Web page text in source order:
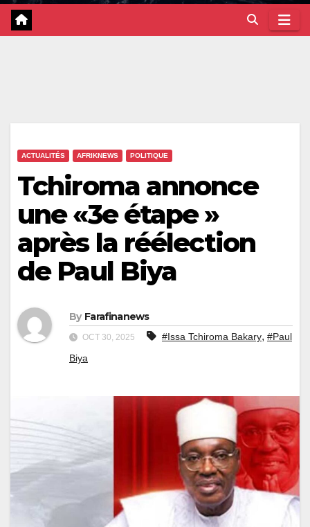
ACTUALITÉS AFRIKNEWS POLITIQUE
Tchiroma annonce
une «3e étape »
après la réélection
de Paul Biya
By Farafinanews
OCT 30, 2025 #Issa Tchiroma Bakary, #Paul
Biya